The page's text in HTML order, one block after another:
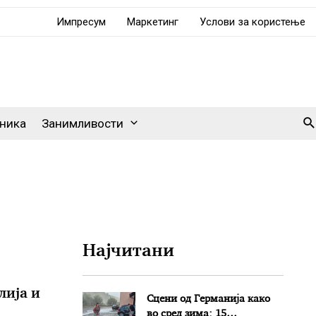
Импресум Маркетинг Услови за користење
Занимливости
и
Најчитани
Сцени од Германија како
во сред зима: 15